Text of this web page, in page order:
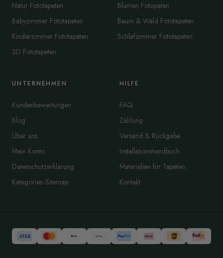
Natur Fototapeten
Babyzimmer Fototapeten
Kinderzimmer Fototapeten
3D Fototapeten
Blumen Fotopaten
Baum & Wald Fototapeten
Schlafzimmer Fototapeten
UNTERNEHMEN
Kundenbewertungen
Blog
Über uns
Mein Konto
Datenschutzerklärung
Kategorien-Sitemap
HILFE
FAQ
Zahlung
Versand & Rückgabe
Installationshandbuch
Materialien für Tapeten
Kontakt